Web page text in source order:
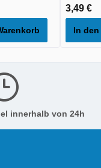
3,49 €
In den
innerhalb von 24h